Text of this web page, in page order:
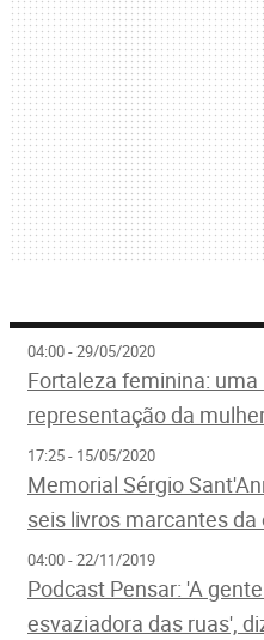
04:00 - 29/05/2020
Fortaleza feminina:
representação da
17:25 - 15/05/2020
Memorial Sérgio
seis livros marcantes
04:00 - 22/11/2019
Podcast Pensar: 'A
esvaziadora das ruas',